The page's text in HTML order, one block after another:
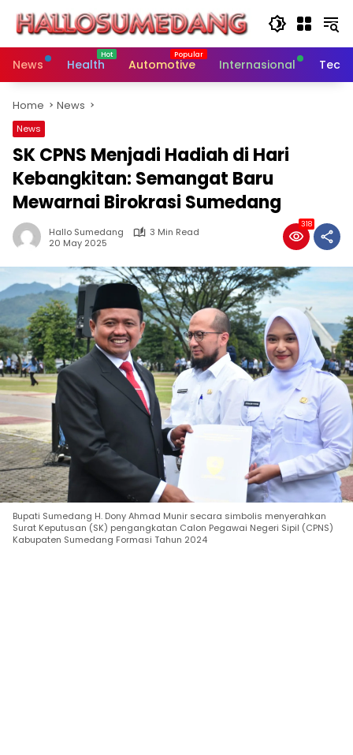
content
News
Health Automotive Internasional
Home News
News
SK CPNS Menjadi Hadiah di Hari
Kebangkitan: Semangat Baru
Mewarnai Birokrasi Sumedang
Hallo Sumedang
3 Min Read
20 May 2025
318
Bupati Sumedang H. Dony Ahmad Munir secara simbolis menyerahkan
Surat Keputusan (SK) pengangkatan Calon Pegawai Negeri Sipil (CPNS)
Kabupaten Sumedang Formasi Tahun 2024